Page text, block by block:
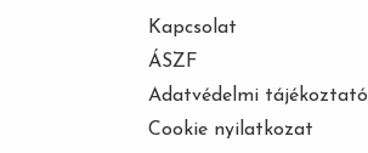
Kapcsolat
ÁSZF
Adatvédelmi tájékoztató
Cookie nyilatkozat